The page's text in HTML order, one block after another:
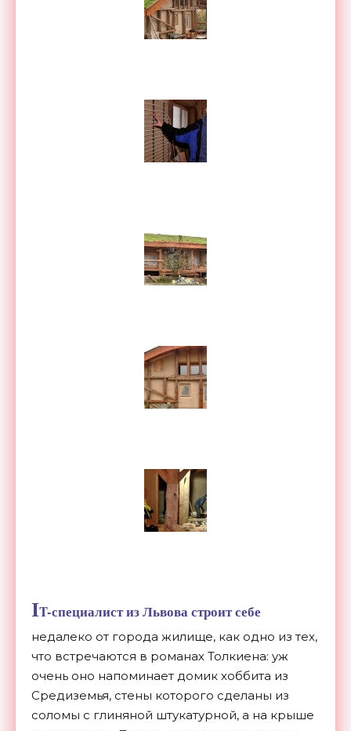
IT-специалист из Львова строит себе
недалеко от города жилище, как одно из тех,
что встречаются в романах Толкиена: уж
очень оно напоминает домик хоббита из
Средиземья, стены которого сделаны из
соломы с глиняной штукатурной, а на крыше